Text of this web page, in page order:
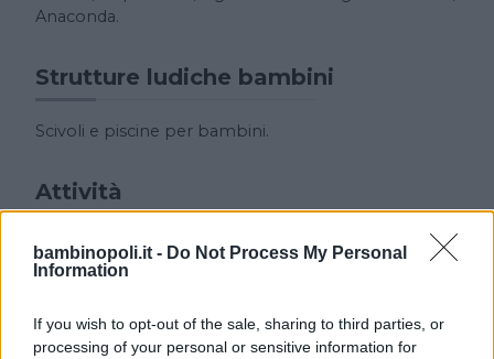
bambinopoli.it - Do Not Process My Personal
Information
If you wish to opt-out of the sale, sharing to third parties, or
processing of your personal or sensitive information for
Anaconda.
Strutture ludiche bambini
Scivoli e piscine per bambini.
Attività
Aquapiper seleziona spettacoli e attrazioni da tutto il
mondo.
Collegamenti